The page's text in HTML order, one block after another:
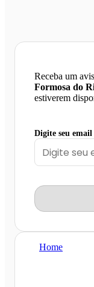
Receba um
Formosa do
estiverem
Digite seu email
Home